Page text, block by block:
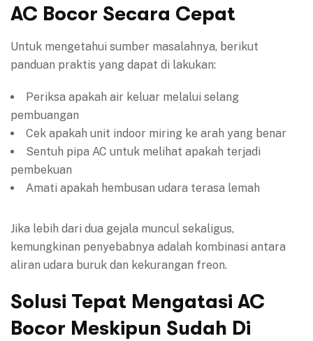
AC Bocor Secara Cepat
Untuk mengetahui sumber masalahnya, berikut
panduan praktis yang dapat di lakukan:
Periksa apakah air keluar melalui selang
pembuangan
Cek apakah unit indoor miring ke arah yang benar
Sentuh pipa AC untuk melihat apakah terjadi
pembekuan
Amati apakah hembusan udara terasa lemah
Jika lebih dari dua gejala muncul sekaligus,
kemungkinan penyebabnya adalah kombinasi antara
aliran udara buruk dan kekurangan freon.
Solusi Tepat Mengatasi AC
Bocor Meskipun Sudah Di